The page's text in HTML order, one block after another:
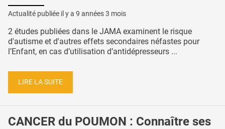
Actualité publiée il y a 9 années 3 mois
2 études publiées dans le JAMA examinent le risque
d'autisme et d'autres effets secondaires néfastes pour
l’Enfant, en cas d’utilisation d’antidépresseurs ...
LIRE LA SUITE
CANCER du POUMON : Connaître ses